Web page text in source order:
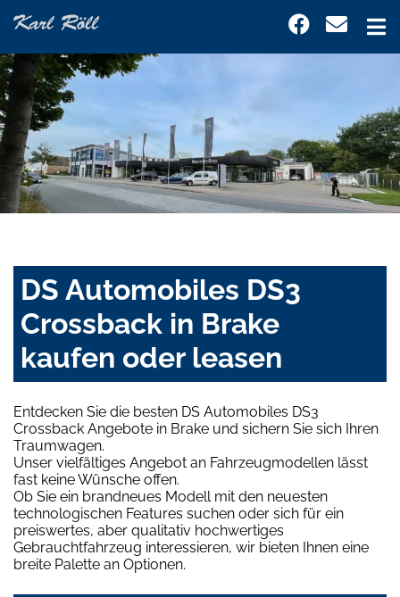
DS Automobiles DS3
Crossback in Brake
kaufen oder leasen
Entdecken Sie die besten DS Automobiles DS3
Crossback Angebote in Brake und sichern Sie sich Ihren
Traumwagen.
Unser vielfältiges Angebot an Fahrzeugmodellen lässt
fast keine Wünsche offen.
Ob Sie ein brandneues Modell mit den neuesten
technologischen Features suchen oder sich für ein
preiswertes, aber qualitativ hochwertiges
Gebrauchtfahrzeug interessieren, wir bieten Ihnen eine
breite Palette an Optionen.